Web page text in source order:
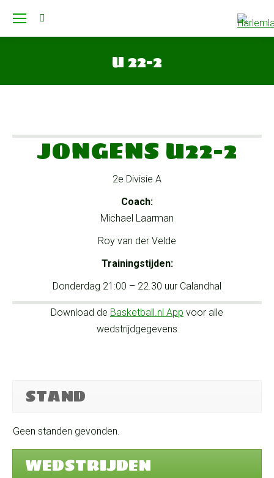
Search:
U 22-2
JONGENS U22-2
2e Divisie A
Coach:
Michael Laarman
Roy van der Velde
Trainingstijden:
Donderdag 21:00 – 22.30 uur Calandhal
Download de Basketball.nl App voor alle
wedstrijdgegevens
STAND
Geen standen gevonden.
WEDSTRIJDEN